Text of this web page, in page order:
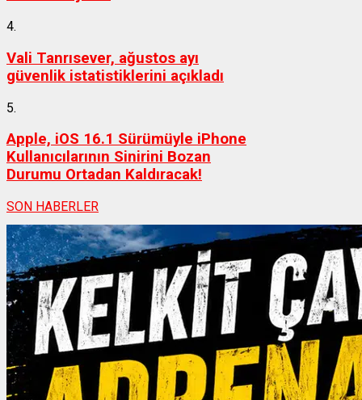
4.
Vali Tanrısever, ağustos ayı
güvenlik istatistiklerini açıkladı
5.
Apple, iOS 16.1 Sürümüyle iPhone
Kullanıcılarının Sinirini Bozan
Durumu Ortadan Kaldıracak!
SON HABERLER